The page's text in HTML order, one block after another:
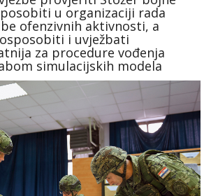
u organizaciji rada
ofenzivnih aktivnosti, a
i uvježbati
za procedure vođenja
simulacijskih modela